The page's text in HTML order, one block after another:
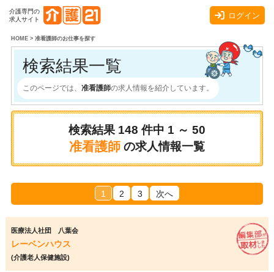
介護専門の
求人サイト
ログイン
HOME> 准看護師のお仕事を探す
検索結果一覧
このページでは、 准看護師の求人情報を紹介しています。
検索結果 148 件中 1 ～ 50
准看護師 の求人情報一覧
1 2 3 次へ
医療法人社団 八葉会
レーベンハウス
(介護老人保健施設)